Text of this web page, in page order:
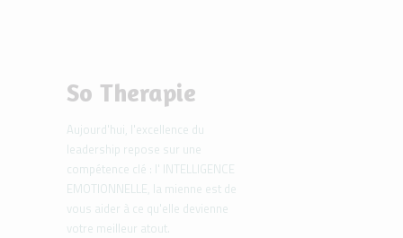
So Therapie
Aujourd'hui, l'excellence du
leadership repose sur une
compétence clé : l' INTELLIGENCE
EMOTIONNELLE, la mienne est de
vous aider à ce qu'elle devienne
votre meilleur atout.